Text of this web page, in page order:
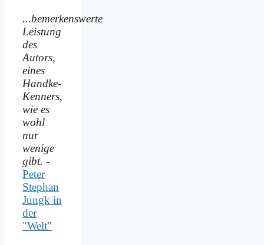
...bemerkenswerte
Leistung
des
Autors,
eines
Handke-
Kenners,
wie es
wohl
nur
wenige
gibt. -
Peter
Stephan
Jungk in
der
"Welt"